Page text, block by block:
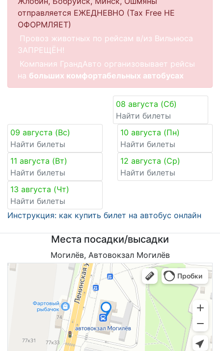
отправляется ЕЖЕДНЕВНО (Tax Free НЕ
ОФОРМЛЯЕТ)
Провоз животных по рейсам в/из Вильнюса
ЗАПРЕЩЁН!
Компания ГрандАвто организовывает рейсы
на больших комфортабельных автобусах
08 августа (Сб)
Найти билеты
09 августа (Вс)
Найти билеты
10 августа (Пн)
Найти билеты
11 августа (Вт)
Найти билеты
12 августа (Ср)
Найти билеты
13 августа (Чт)
Найти билеты
Инструкция: как купить билет на автобус онлайн
Места посадки/высадки
Могилёв, Автовокзал Могилёв